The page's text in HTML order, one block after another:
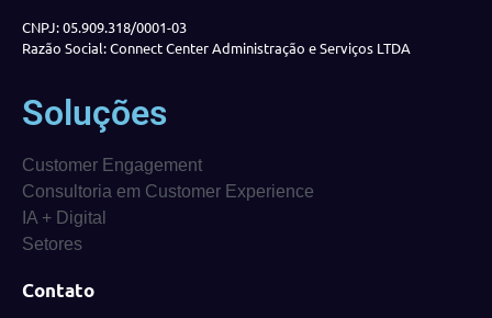
CNPJ: 05.909.318/0001-03
Razão Social: Connect Center Administração e Serviços LTDA
Soluções
Customer Engagement
Consultoria em Customer Experience
IA + Digital
Setores
Contato